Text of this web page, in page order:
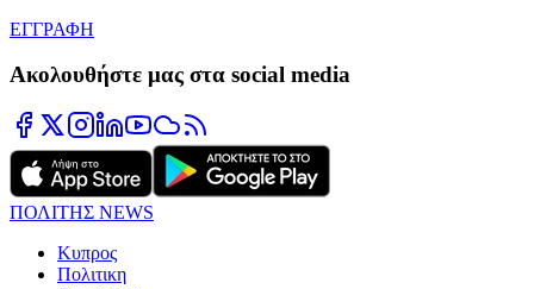
ΕΓΓΡΑΦΗ
Ακολουθήστε μας στα social media
ΠΟΛΙΤΗΣ NEWS
Κυπρος
Πολιτικη